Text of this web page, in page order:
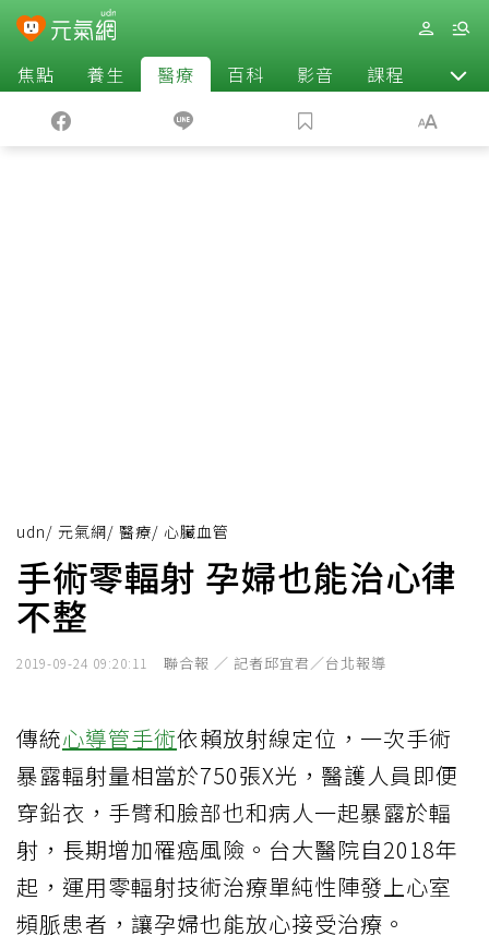
焦點 養生 醫療 百科 影音 課程 退休
udn/ 元氣網/ 醫療/ 心臟血管
手術零輻射 孕婦也能治心律
不整
2019-09-24 09:20:11 聯合報 ／ 記者邱宜君／台北報導
傳統心導管手術依賴放射線定位，一次手術
暴露輻射量相當於750張X光，醫護人員即便
穿鉛衣，手臂和臉部也和病人一起暴露於輻
射，長期增加罹癌風險。台大醫院自2018年
起，運用零輻射技術治療單純性陣發上心室
頻脈患者，讓孕婦也能放心接受治療。